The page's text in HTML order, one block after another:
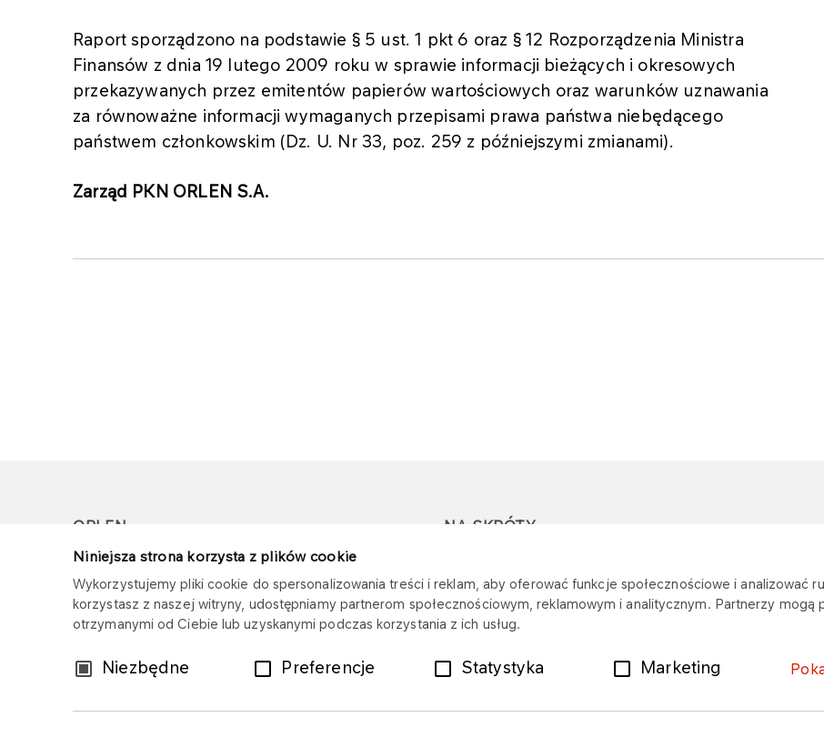
Niniejsza strona korzysta z plików cookie
Wykorzystujemy pliki cookie do spersonalizowania treści i reklam, aby oferować funkcje społecznościowe i analizować
korzystasz z naszej witryny, udostępniamy partnerom społecznościowym, reklamowym i analitycznym. Partnerzy mogą
otrzymanymi od Ciebie lub uzyskanymi podczas korzystania z ich usług.
WybórNiezbędne Preferencje Statystyka Marketing
Raport sporządzono na podstawie § 5 ust. 1 pkt 6 oraz § 12 Rozporządzenia Ministra
Finansów z dnia 19 lutego 2009 roku w sprawie informacji bieżących i okresowych
przekazywanych przez emitentów papierów wartościowych oraz warunków uznawania
za równoważne informacji wymaganych przepisami prawa państwa niebędącego
państwem członkowskim (Dz. U. Nr 33, poz. 259 z późniejszymi zmianami).
Zarząd PKN ORLEN S.A.
ORLEN
Copyright © 1996-2026
Wszystkie prawa zastrzeżone
NA SKRÓTY
oszustwami
Mapa stacji
Dotacje